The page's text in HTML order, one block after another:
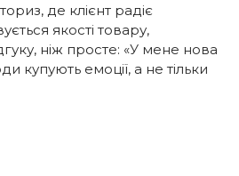
де клієнт радіє
якості товару,
ніж просте: «У мене нова
купують емоції, а не тільки